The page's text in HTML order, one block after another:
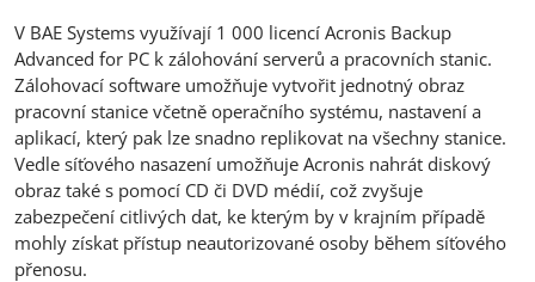
V BAE Systems využívají 1 000 licencí Acronis Backup
Advanced for PC k zálohování serverů a pracovních stanic.
Zálohovací software umožňuje vytvořit jednotný obraz
pracovní stanice včetně operačního systému, nastavení a
aplikací, který pak lze snadno replikovat na všechny stanice.
Vedle síťového nasazení umožňuje Acronis nahrát diskový
obraz také s pomocí CD či DVD médií, což zvyšuje
zabezpečení citlivých dat, ke kterým by v krajním případě
mohly získat přístup neautorizované osoby během síťového
přenosu.